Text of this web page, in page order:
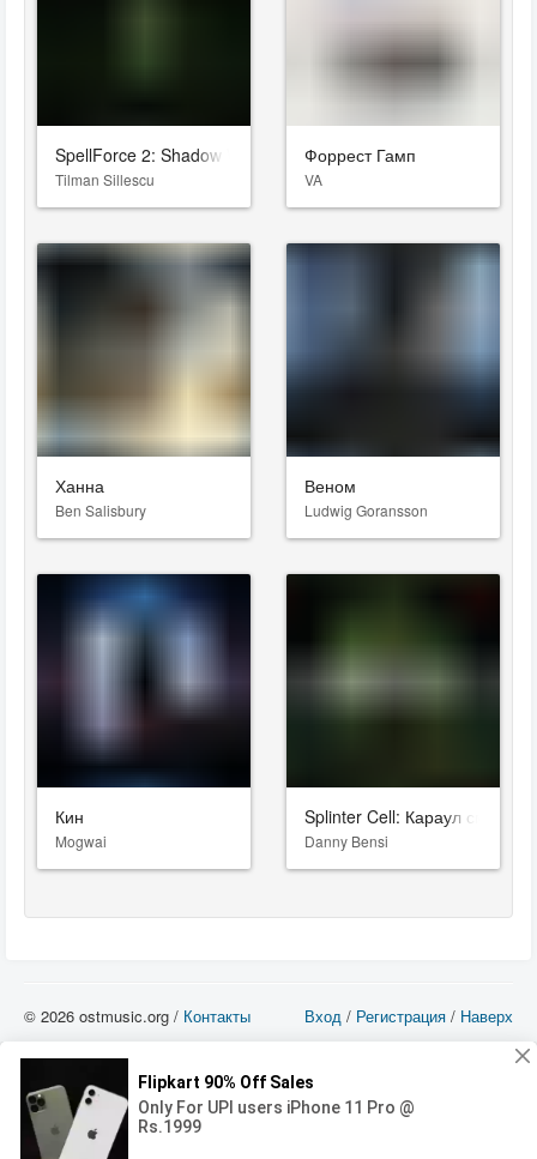
SpellForce 2: Shadow Wars
Tilman Sillescu
Форрест Гамп
VA
Ханна
Ben Salisbury
Веном
Ludwig Goransson
Кин
Mogwai
Splinter Cell: Караул смерти
Danny Bensi
Вход / Регистрация / Наверх
© 2026 ostmusic.org / Контакты
можете использовать такие материалы только в том в случае, если
использование производится с ознакомительными целями - для прочих целей
вы должны приобрести лицензионную запись.